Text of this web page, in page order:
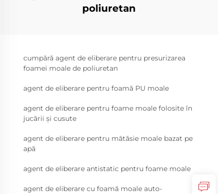
poliuretan
cumpără agent de eliberare pentru presurizarea
foamei moale de poliuretan
agent de eliberare pentru foamă PU moale
agent de eliberare pentru foame moale folosite în
jucării și cusute
agent de eliberare pentru mătăsie moale bazat pe
apă
agent de eliberare antistatic pentru foame moale
agent de eliberare cu foamă moale auto-